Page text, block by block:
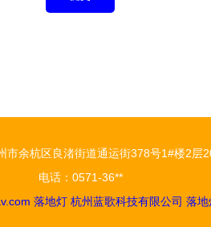
市余杭区良渚街道通运街378号1#楼2层
电话：0571-36**
落地灯 杭州蓝歌科技有限公司 落地